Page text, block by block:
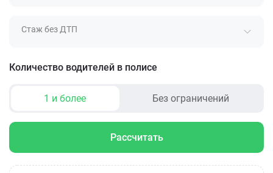
Стаж без ДТП
Количество водителей в полисе
1 и более Без ограничений
Рассчитать